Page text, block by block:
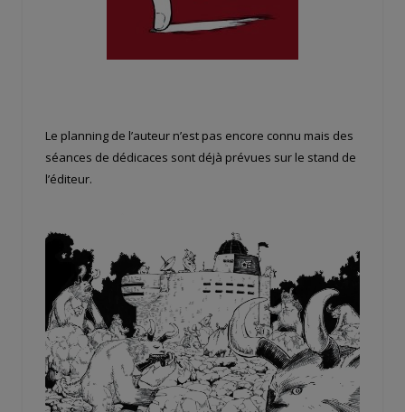
Le planning de l’auteur n’est pas encore connu mais des
séances de dédicaces sont déjà prévues sur le stand de
l’éditeur.